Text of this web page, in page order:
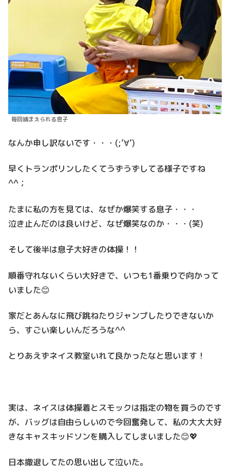
毎回捕まえられる息子
なんか申し訳ないです・・・(;’∀’)
早くトランポリンしたくてうずうずしてる様子ですね
^^；
たまに私の方を見ては、なぜか爆笑する息子・・・
泣き止んだのは良いけど、なぜ爆笑なのか・・・(笑)
そして後半は息子大好きの体操！！
順番守れないくらい大好きで、いつも1番乗りで向かって
いました😊
家だとあんなに飛び跳ねたりジャンプしたりできないか
ら、すごい楽しいんだろうな^^
とりあえずネイス教室いれて良かったなと思います！
実は、ネイスは体操着とスモックは指定の物を買うのです
が、バッグは自由らしいので今回奮発して、私の大大大好
きなキャスキッドソンを購入してしまいました😊💖
日本撤退してたの思い出して泣いた。